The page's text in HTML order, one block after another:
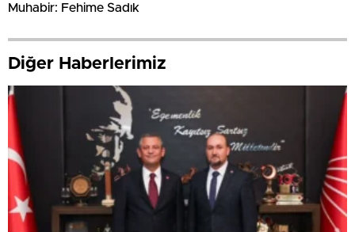
Muhabir: Fehime Sadık
Diğer Haberlerimiz